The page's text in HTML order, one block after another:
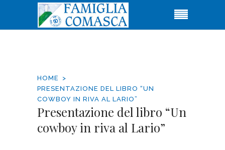
HOME
PRESENTAZIONE DEL LIBRO “UN
COWBOY IN RIVA AL LARIO”
Presentazione del libro “Un
cowboy in riva al Lario”